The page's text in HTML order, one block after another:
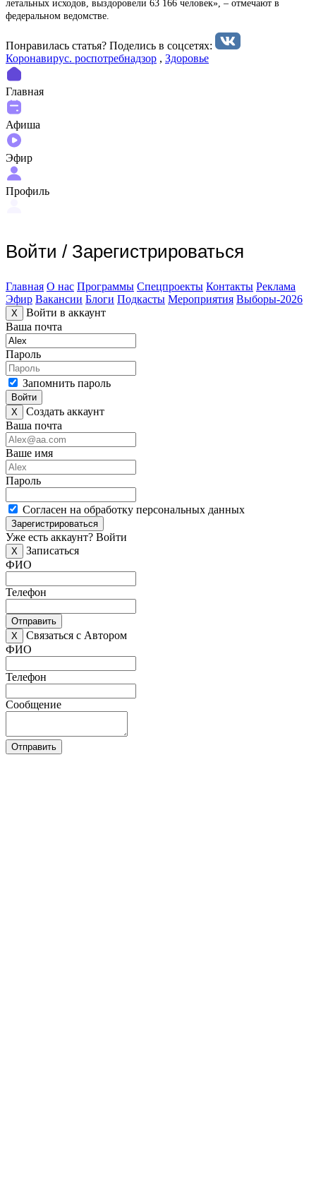
летальных исходов, выздоровели 63 166 человек», – отмечают в
федеральном ведомстве.
Понравилась статья? Поделиcь в соцсетях:
Коронавирус. роспотребнадзор , Здоровье
Главная
Афиша
Эфир
Профиль
Войти / Зарегистрироваться
Главная О нас Программы Спецпроекты Контакты Реклама
Эфир Вакансии Блоги Подкасты Мероприятия Выборы-2026
X
Войти в аккаунт
Ваша почта
Пароль
Запомнить пароль
Войти
X
Создать аккаунт
Ваша почта
Ваше имя
Пароль
Согласен на обработку персональных данных
Зарегистрироваться
Уже есть аккаунт? Войти
X
Записаться
ФИО
Телефон
Отправить
X
Связаться с Автором
ФИО
Телефон
Сообщение
Отправить